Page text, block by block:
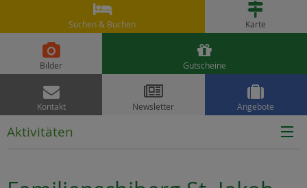

Suchen & Buchen

Karte

Bilder

Gutscheine

Kontakt

Newsletter

Angebote
Aktivitäten